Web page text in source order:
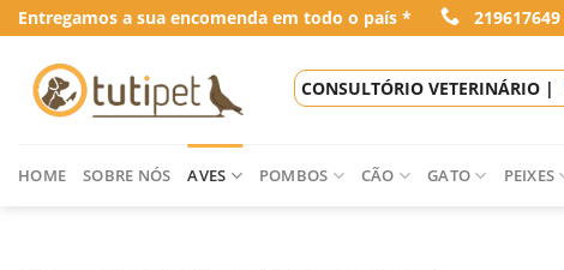
Skip
to
content
Entregamos a sua encomenda em todo o país * 219617649
CONSULTÓRIO VETERINÁRIO |
HOME SOBRE NÓS AVES POMBOS CÃO GATO PEIXES